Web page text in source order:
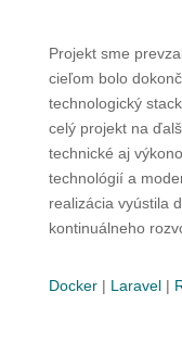
Projekt sme
cieľom bolo
technologický
celý projekt na
technické aj
technológií a
realizácia vyústila
kontinuálneho
Docker| Laravel|